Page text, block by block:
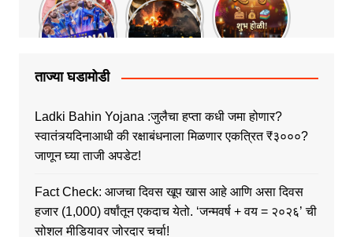
ताज्या घडामोडी
Ladki Bahin Yojana :जुलैचा हप्ता कधी जमा होणार?
स्वातंत्र्यदिनाआधी की रक्षाबंधनाला मिळणार एकत्रित ₹३०००?
जाणून घ्या ताजी अपडेट!
Fact Check: आजचा दिवस खूप खास आहे आणि असा दिवस
हजार (1,000) वर्षांतून एकदाच येतो. ‘जन्मवर्ष + वय = २०२६’ ची
सोशल मीडियावर जोरदार चर्चा!